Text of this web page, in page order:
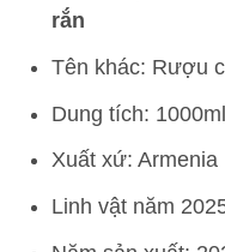
rắn
Tên khác: Rượu
Dung tích: 1000ml
Xuất xứ: Armenia
Linh vật năm